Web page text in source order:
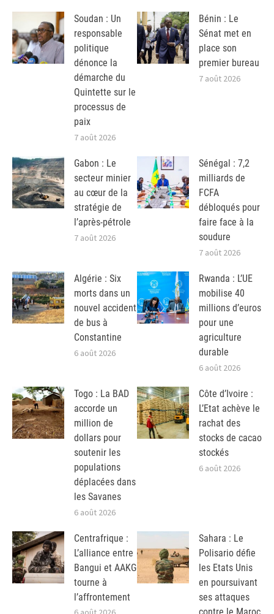
Soudan : Un
responsable
politique
dénonce la
démarche du
Quintette sur le
processus de
paix
7 août 2026
Bénin : Le
Sénat met en
place son
premier bureau
7 août 2026
Gabon : Le
secteur minier
au cœur de la
stratégie de
l’après-pétrole
7 août 2026
Sénégal : 7,2
milliards de
FCFA
débloqués pour
faire face à la
soudure
7 août 2026
Algérie : Six
morts dans un
nouvel accident
de bus à
Constantine
6 août 2026
Rwanda : L’UE
mobilise 40
millions d’euros
pour une
agriculture
durable
6 août 2026
Togo : La BAD
accorde un
million de
dollars pour
soutenir les
populations
déplacées dans
les Savanes
6 août 2026
Côte d’Ivoire :
L’Etat achève le
rachat des
stocks de cacao
stockés
6 août 2026
Centrafrique :
L’alliance entre
Bangui et AAKG
tourne à
l’affrontement
Sahara : Le
Polisario défie
les Etats Unis
en poursuivant
ses attaques
contre le Maroc